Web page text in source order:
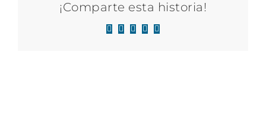
¡Comparte esta historia!
Facebook
X LinkedIn
WhatsApp
Correo